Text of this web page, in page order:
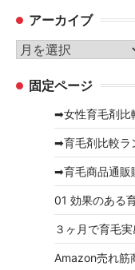
ゴ
リ
ー
アーカイブ
ア
カ 固定ページ
➡女性育毛剤比
➡育毛剤比較ラ
➡育毛商品通販
01 効果のある
３ヶ月で育毛
Amazon売れ筋